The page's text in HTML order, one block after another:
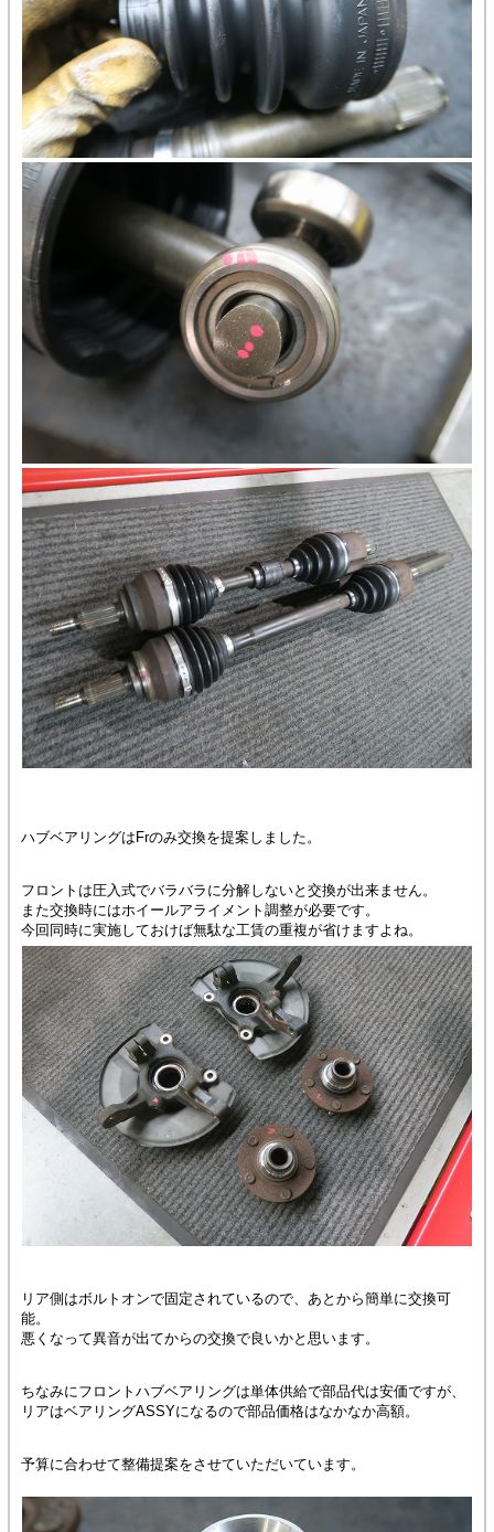
ハブベアリングはFrのみ交換を提案しました。
フロントは圧入式でバラバラに分解しないと交換が出来ません。
また交換時にはホイールアライメント調整が必要です。
今回同時に実施しておけば無駄な工賃の重複が省けますよね。
リア側はボルトオンで固定されているので、あとから簡単に交換可
能。
悪くなって異音が出てからの交換で良いかと思います。
ちなみにフロントハブベアリングは単体供給で部品代は安価ですが、
リアはベアリングASSYになるので部品価格はなかなか高額。
予算に合わせて整備提案をさせていただいています。